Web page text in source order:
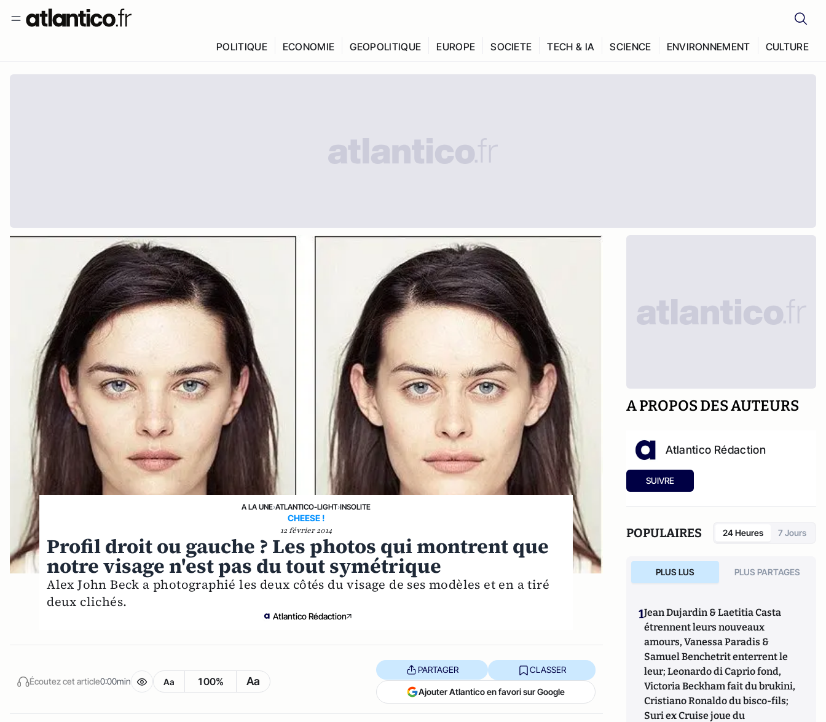
POLITIQUE ECONOMIE GEOPOLITIQUE EUROPE SOCIETE TECH & IA SCIENCE ENVIRONNEMENT CULTURE
A LA UNE›ATLANTICO-LIGHT›INSOLITE
CHEESE !
12 février 2014
Profil droit ou gauche ? Les photos qui montrent que
notre visage n'est pas du tout symétrique
Alex John Beck a photographié les deux côtés du visage de ses modèles et en a tiré
deux clichés.
Atlantico Rédaction
Écoutez cet article0:00min Aa 100% Aa
PARTAGER CLASSER
Ajouter Atlantico en favori sur Google
A PROPOS DES AUTEURS
Atlantico Rédaction
SUIVRE
POPULAIRES 24 Heures 7 Jours
PLUS LUS PLUS PARTAGES
1Jean Dujardin & Laetitia Casta
étrennent leurs nouveaux
amours, Vanessa Paradis &
Samuel Benchetrit enterrent le
leur; Leonardo di Caprio fond,
Victoria Beckham fait du brukini,
Cristiano Ronaldo du bisco-fils;
Suri ex Cruise joue du